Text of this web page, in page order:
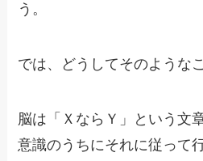
う。
では、どうしてそのような
脳は「ＸならＹ」という文
意識のうちにそれに従って